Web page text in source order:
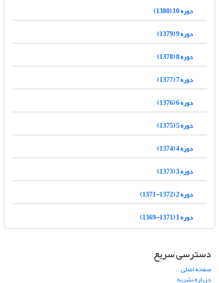
دوره 10 (1380)
دوره 9 (1379)
دوره 8 (1378)
دوره 7 (1377)
دوره 6 (1376)
دوره 5 (1375)
دوره 4 (1374)
دوره 3 (1373)
دوره 2 (1372-1371)
دوره 1 (1371-1369)
دسترسی سریع
صفحه اصلی
درباره نشریه